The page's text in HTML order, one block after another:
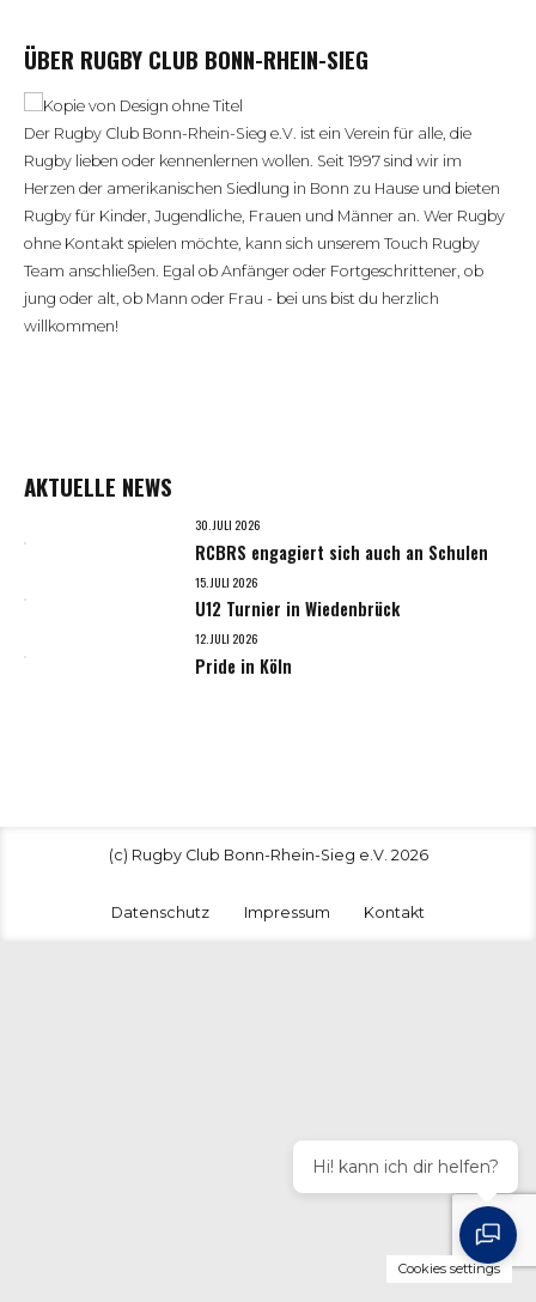
ÜBER RUGBY CLUB BONN-RHEIN-SIEG
Der Rugby Club Bonn-Rhein-Sieg e.V. ist ein Verein für alle, die
Rugby lieben oder kennenlernen wollen. Seit 1997 sind wir im
Herzen der amerikanischen Siedlung in Bonn zu Hause und bieten
Rugby für Kinder, Jugendliche, Frauen und Männer an. Wer Rugby
ohne Kontakt spielen möchte, kann sich unserem Touch Rugby
Team anschließen. Egal ob Anfänger oder Fortgeschrittener, ob
jung oder alt, ob Mann oder Frau - bei uns bist du herzlich
willkommen!
AKTUELLE NEWS
30. JULI 2026
RCBRS engagiert sich auch an Schulen
15. JULI 2026
U12 Turnier in Wiedenbrück
12. JULI 2026
Pride in Köln
(c) Rugby Club Bonn-Rhein-Sieg e.V. 2026
Datenschutz Impressum Kontakt
Hi! kann ich dir helfen?
Cookies settings